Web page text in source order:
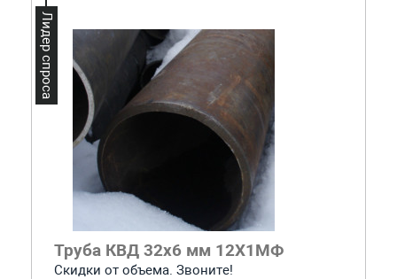
Труба КВД 32х6 мм 12Х1МФ
Скидки от объема. Звоните!
Лидер спроса